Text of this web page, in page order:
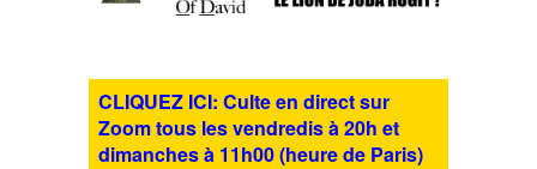
CLIQUEZ ICI: Culte en direct sur
Zoom tous les vendredis à 20h et
dimanches à 11h00 (heure de Paris)